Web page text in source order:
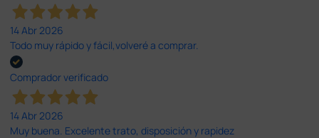
14 Abr 2026
Todo muy rápido y fácil,volveré a comprar.
Comprador verificado
14 Abr 2026
Muy buena. Excelente trato, disposición y rapidez